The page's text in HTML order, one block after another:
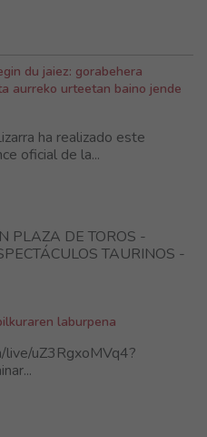
du jaiez: gorabehera
aurreko urteetan baino jende
ha realizado este
oficial de la...
PLAZA DE TOROS -
TAURINOS -
laburpena
live/uZ3RgxoMVq4?